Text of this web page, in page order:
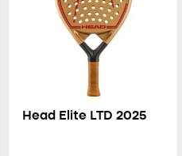
Head Elite LTD 2025